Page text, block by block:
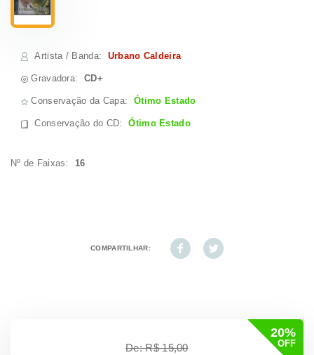
Artista / Banda: Urbano Caldeira
Gravadora: CD+
Conservação da Capa: Ótimo Estado
Conservação do CD:Ótimo Estado
Nº de Faixas: 16
COMPARTILHAR:
20%
OFF
De: R$ 15,00